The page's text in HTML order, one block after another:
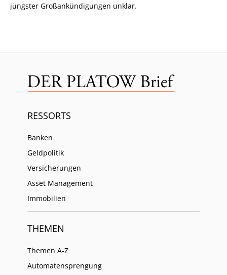
jüngster Großankündigungen unklar.
RESSORTS
Banken
Geldpolitik
Versicherungen
Asset Management
Immobilien
THEMEN
Themen A-Z
Automatensprengung